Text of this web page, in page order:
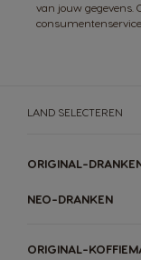
van jouw gegevens.
LAND SELECTEREN
ORIGINAL-
NEO-DRANKEN
ORIGINAL-